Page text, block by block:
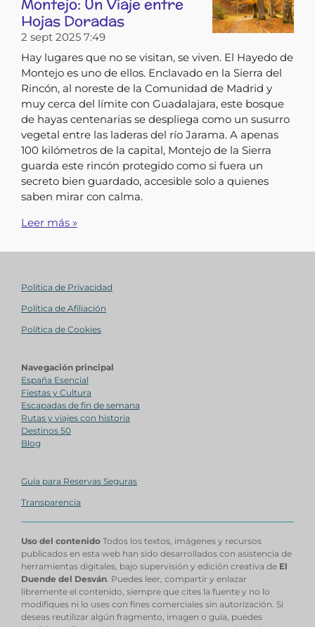
Hojas Doradas
2 sept 2025 7:49
Hay lugares que no se visitan, se viven. El Hayedo de
Montejo es uno de ellos. Enclavado en la Sierra del
Rincón, al noreste de la Comunidad de Madrid y
muy cerca del límite con Guadalajara, este bosque
de hayas centenarias se despliega como un susurro
vegetal entre las laderas del río Jarama. A apenas
100 kilómetros de la capital, Montejo de la Sierra
guarda este rincón protegido como si fuera un
secreto bien guardado, accesible solo a quienes
saben mirar con calma.
Leer más »
Política de Privacidad
Política de Afiliación
Política de Cookies
Navegación principal
España Esencial
Fiestas y Cultura
Escapadas de fin de semana
Rutas y viajes con historia
Destinos 50
Blog
Guía para Reservas Seguras
Transparencia
Uso del contenido Todos los textos, imágenes y recursos
publicados en esta web han sido desarrollados con asistencia de
herramientas digitales, bajo supervisión y edición creativa de El
Duende del Desván. Puedes leer, compartir y enlazar
libremente el contenido, siempre que cites la fuente y no lo
modifiques ni lo uses con fines comerciales sin autorización. Si
deseas reutilizar algún fragmento, imagen o guía, puedes